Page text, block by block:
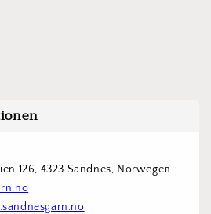
126, 4323 Sandnes, Norwegen